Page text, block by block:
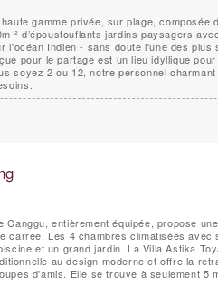
gamme privée, sur plage, composée
² d’époustouflants jardins paysagers
l'océan Indien - sans doute l'une des plus
pour le partage est un lieu idyllique
soyez 2 ou 12, notre personnel
Canggu, entièrement équipée, propose
carrée. Les 4 chambres climatisées avec
et un grand jardin. La Villa Astika
au design moderne et offre la
d'amis. Elle se trouve à seulement 5